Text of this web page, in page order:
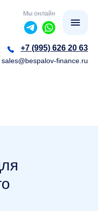
sales@bespalov-finance.ru
+7 (995) 626 20 63
Мы онлайн